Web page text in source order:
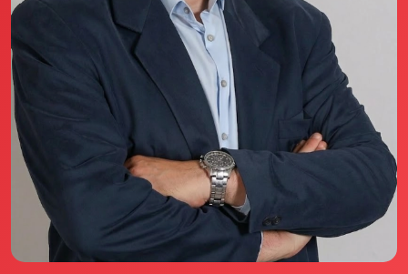
Agenzia matrimoniale Club di Più
Love Notebook
Il libro Donna di Cuori
Quanto costa Club di Più
Love Academy
Domande Frequenti
Impegno Sociale
Le nostre sedi
Facebook
YouTube